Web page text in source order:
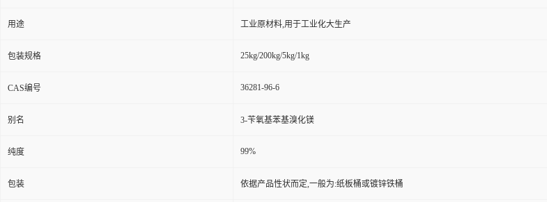
用途 工业原材料,用于工业化大生产
包装规格 25kg/200kg/5kg/1kg
CAS编号 36281-96-6
别名 3-苄氧基苯基溴化镁
纯度 99%
包装 依据产品性状而定,一般为:纸板桶或镀锌铁桶